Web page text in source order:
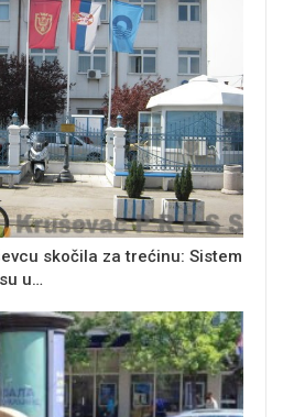
skočila za trećinu: Sistem
u…